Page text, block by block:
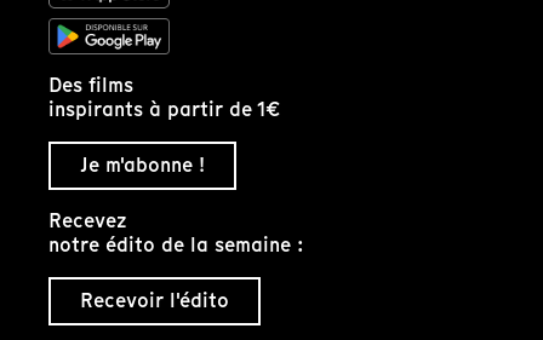
Des films
inspirants à partir de 1€
Je m'abonne !
Recevez
notre édito de la semaine :
Recevoir l'édito